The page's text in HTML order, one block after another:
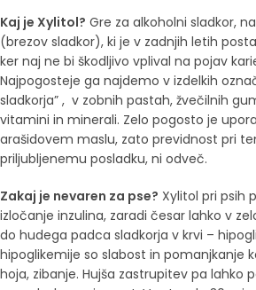
Kaj je Xylitol? Gre za alkoholni sladkor,
(brezov sladkor), ki je v zadnjih letih
ker naj ne bi škodljivo vplival na pojav
Najpogosteje ga najdemo v izdelkih
sladkorja” , v zobnih pastah, žvečilnih
vitamini in minerali. Zelo pogosto je
arašidovem maslu, zato previdnost pri
priljubljenemu posladku, ni odveč.
Zakaj je nevaren za pse? Xylitol pri psih
izločanje inzulina, zaradi česar lahko v
do hudega padca sladkorja v krvi –
hipoglikemije so slabost in pomanjkanje
hoja, zibanje. Hujša zastrupitev pa lahko